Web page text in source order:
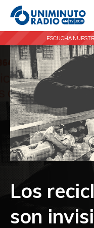
ESCUCHA
Los
son